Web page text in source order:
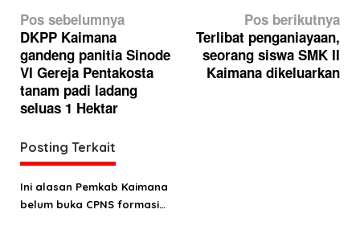
N
a
v
i
g
s
i
p
Pos sebelumnya
DKPP Kaimana
gandeng panitia Sinode
VI Gereja Pentakosta
tanam padi ladang
seluas 1 Hektar
Pos berikutnya
Terlibat penganiayaan,
seorang siswa SMK II
Kaimana dikeluarkan
Posting Terkait
Ini alasan Pemkab Kaimana
belum buka CPNS formasi